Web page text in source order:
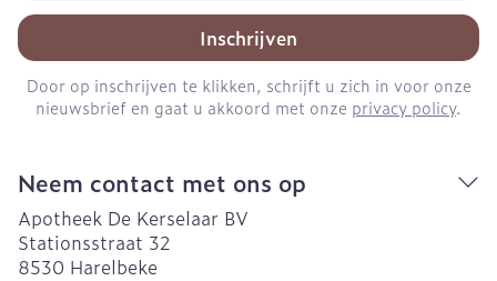
Inschrijven
Door op inschrijven te klikken, schrijft u zich in voor onze
nieuwsbrief en gaat u akkoord met onze privacy policy.
Neem contact met ons op
Apotheek De Kerselaar BV
Stationsstraat 32
8530 Harelbeke